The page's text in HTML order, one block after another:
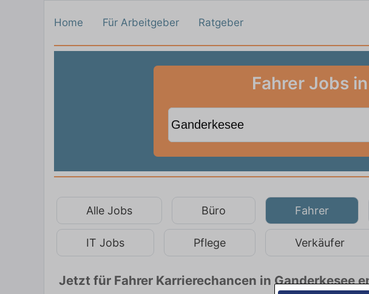
Home Für Arbeitgeber Ratgeber
Fahrer Jobs
Alle Jobs Büro Fahrer
IT Jobs Pflege Verkäufer
Jetzt für Fahrer Karrierechancen in Ganderkesee